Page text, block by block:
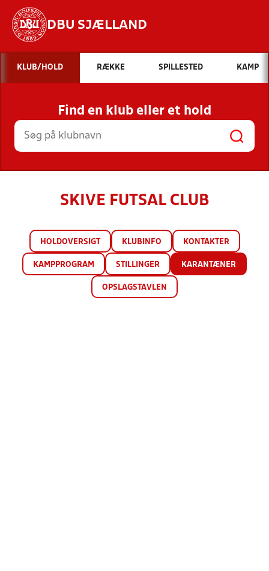
DBU SJÆLLAND
Hvad vil du søge efter?
INDHOLD OG NYHEDER
STILLINGER, RESULTATER, KLUBBER OG
HOLD
KLUB/HOLD RÆKKE SPILLESTED KAMP
Find en klub eller et hold
SKIVE FUTSAL CLUB
HOLDOVERSIGT KLUBINFO KONTAKTER
KAMPPROGRAM STILLINGER KARANTÆNER
OPSLAGSTAVLEN